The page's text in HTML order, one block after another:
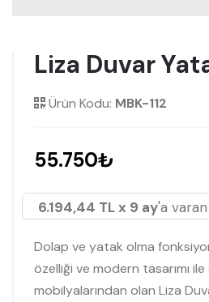
Liza Duvar
Ürün Kodu: MBK-112
55.750₺
6.194,44 TL x 9 ay'a
Dolap ve yatak olma
özelliği ve modern tasarımı
mobilyalarından olan Liza